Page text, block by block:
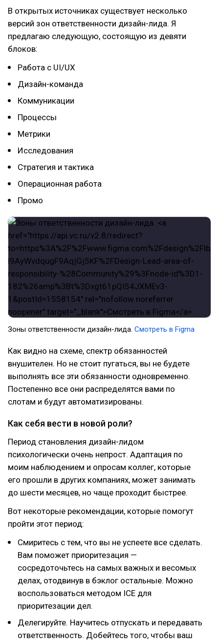
В открытых источниках существует несколько
версий зон ответственности дизайн-лида. Я
предлагаю следующую, состоящую из девяти
блоков:
Работа с UI/UX
Дизайн-команда
Коммуникации
Процессы
Метрики
Исследования
Стратегия и тактика
Операционная работа
Промо
Зоны ответственности дизайн-лида. Смотреть в Figma
Как видно на схеме, спектр обязанностей
внушителен. Но не стоит пугаться, вы не будете
выполнять все эти обязанности одновременно.
Постепенно все они распределятся вами по
слотам и будут автоматизированы.
Как себя вести в новой роли?
Период становления дизайн-лидом
психологически очень непрост. Адаптация по
моим наблюдением и опросам коллег, которые
его прошли в других компаниях, может занимать
до шести месяцев, но чаще проходит быстрее.
Вот некоторые рекомендации, которые помогут
пройти этот период:
Смиритесь с тем, что вы не успеете все сделать.
Вам поможет приоритезация —
сосредоточьтесь на самых важных и весомых
делах, отодвинув в бэклог остальные. Можно
воспользоваться методом ICE для
приоритезации дел.
Делегируйте. Научитесь отпускать и передавать
ответственность. Добейтесь того, чтобы ваш